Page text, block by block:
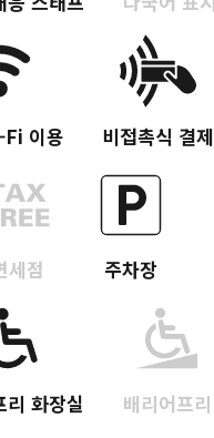
이용 비접촉식 결제
세점 주차장
리 화장실 배리어프리
Twitter에 공유
Facebook에 공유